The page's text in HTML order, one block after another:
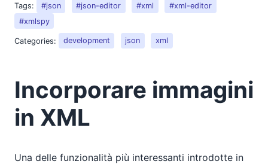
2008
2007
Tags:
#json #json-editor #xml
#xml-editor
#xmlspy
Categories: development json xml
Incorporare immagini
in XML
Una delle funzionalità più interessanti introdotte in